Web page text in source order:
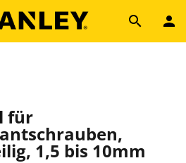
to main content
für
1,5 bis 10mm